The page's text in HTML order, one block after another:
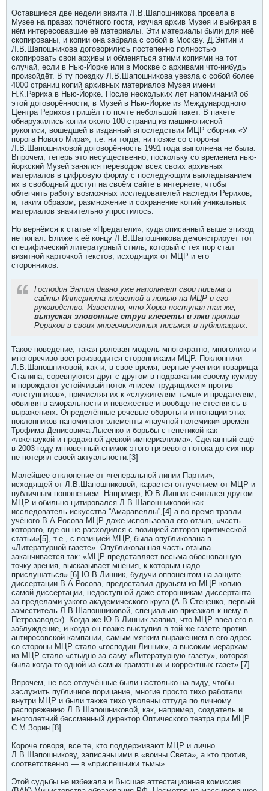
Оставшиеся две недели визита Л.В.Шапошникова провела в
Музее на правах почётного гостя, изучая архив Музея и выбирая в
нём интересовавшие её материалы. Эти материалы были для неё
скопированы, и копии она забрала с собой в Москву. Д.Энтин и
Л.В.Шапошникова договорились постепенно полностью
скопировать свои архивы и обменяться этими копиями на тот
случай, если в Нью-Йорке или в Москве с архивами что-нибудь
произойдёт. В ту поездку Л.В.Шапошникова увезла с собой более
4000 страниц копий архивных материалов Музея имени
Н.К.Рериха в Нью-Йорке. После нескольких лет напоминаний об
этой договорённости, в Музей в Нью-Йорке из Международного
Центра Рерихов пришёл по почте небольшой пакет. В пакете
обнаружились копии около 100 страниц из машинописной
рукописи, вошедшей в изданный впоследствии МЦР сборник «У
порога Нового Мира», т.е. ни тогда, ни позже со стороны
Л.В.Шапошниковой договорённость 1991 года выполнена не была.
Впрочем, теперь это несущественно, поскольку со временем нью-
йоркский Музей занялся переводом всех своих архивных
материалов в цифровую форму с последующим выкладыванием
их в свободный доступ на своём сайте в интернете, чтобы
облегчить работу возможных исследователей наследия Рерихов,
и, таким образом, размножение и сохранение копий уникальных
материалов значительно упростилось.
Но вернёмся к статье «Предатели», куда описанный выше эпизод
не попал. Ближе к её концу Л.В.Шапошникова демонстрирует тот
специфический литературный стиль, который с тех пор стал
визитной карточкой текстов, исходящих от МЦР и его
сторонников:
Господин Энтин давно уже наполняет свои письма и
сайты Интернета клеветой и ложью на МЦР и его
руководство. Известно, что Хорш поступал так же,
выпуская зловонные струи клеветы и лжи против
Рерихов в своих многочисленных письмах и публикациях.
Такое поведение, такая ролевая модель многократно, многолико и
многоречиво воспроизводится сторонниками МЦР. Поклонники
Л.В.Шапошниковой, как и, в своё время, верные ученики товарища
Сталина, соревнуются друг с другом в подражании своему кумиру
и порождают устойчивый поток «писем трудящихся» против
«отступников», причисляя их к «служителям тьмы» и предателям,
обвиняя в аморальности и невежестве и вообще не стесняясь в
выражениях. Определённые речевые обороты и интонации этих
поклонников напоминают элементы «научной полемики» времён
Трофима Денисовича Лысенко и борьбы с генетикой как
«лженаукой и продажной девкой империализма». Сделанный ещё
в 2003 году мгновенный снимок этого грязевого потока до сих пор
не потерял своей актуальности.[3]
Малейшее отклонение от «генеральной линии Партии»,
исходящей от Л.В.Шапошниковой, карается отлучением от МЦР и
публичным поношением. Например, Ю.В.Линник считался другом
МЦР и обильно цитировался Л.В.Шапошниковой как
исследователь искусства “Амаравеллы”,[4] а во время травли
учёного В.А.Росова МЦР даже использовал его отзыв, «часть
которого, где он не расходился с позицией авторов критической
статьи»[5], т.е., с позицией МЦР, была опубликована в
«Литературной газете». Опубликованная часть отзыва
заканчивается так: «МЦР представляет весьма обоснованную
точку зрения, высказывает мнения, к которым надо
прислушаться».[6] Ю.В.Линник, будучи оппонентом на защите
диссертации В.А.Росова, предоставил друзьям из МЦР копию
самой диссертации, недоступной даже сторонникам диссертанта
за пределами узкого академического круга (А.В.Стеценко, первый
заместитель Л.В.Шапошниковой, специально приезжал к нему в
Петрозаводск). Когда же Ю.В.Линник заявил, что МЦР ввёл его в
заблуждение, и когда он позже выступил в той же газете против
антиросовской кампании, самым мягким выражением в его адрес
со стороны МЦР стало «господин Линник», а высоким иерархам
из МЦР стало «стыдно за саму «Литературную газету», которая
была когда-то одной из самых грамотных и корректных газет».[7]
Впрочем, не все отлучённые были настолько на виду, чтобы
заслужить публичное порицание, многие просто тихо работали
внутри МЦР и были также тихо уволены оттуда по личному
распоряжению Л.В.Шапошниковой, как, например, создатель и
многолетний бессменный директор Оптического театра при МЦР
С.М.Зорин.[8]
Короче говоря, все те, кто поддерживают МЦР и лично
Л.В.Шапошникову, записаны ими в «воины Света», а кто против,
соответственно — в «приспешники тьмы».
Этой судьбы не избежала и Высшая аттестационная комиссия